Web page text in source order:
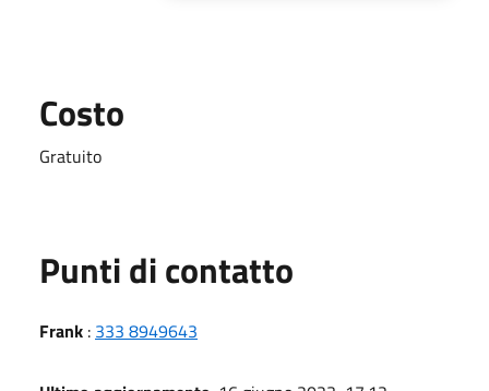
Costo
Gratuito
Punti di contatto
Frank : 333 8949643